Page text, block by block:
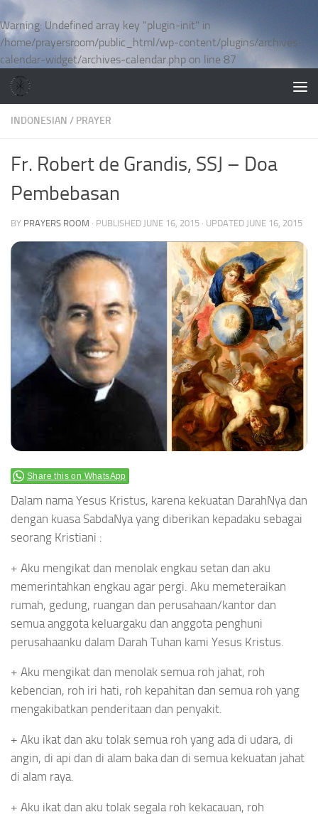
Warning: Undefined array key "plugin-init" in
/home/prayersroom/public_html/wp-content/plugins/archives-
calendar-widget/archives-calendar.php on line 87
Skip to content
INDONESIAN / PRAYER
Fr. Robert de Grandis, SSJ – Doa
Pembebasan
BY PRAYERS ROOM · PUBLISHED JUNE 16, 2015 · UPDATED JUNE 16, 2015
Share this on WhatsApp
Dalam nama Yesus Kristus, karena kekuatan DarahNya dan
dengan kuasa SabdaNya yang diberikan kepadaku sebagai
seorang Kristiani :
+ Aku mengikat dan menolak engkau setan dan aku
memerintahkan engkau agar pergi. Aku memeteraikan
rumah, gedung, ruangan dan perusahaan/kantor dan
semua anggota keluargaku dan anggota penghuni
perusahaanku dalam Darah Tuhan kami Yesus Kristus.
+ Aku mengikat dan menolak semua roh jahat, roh
kebencian, roh iri hati, roh kepahitan dan semua roh yang
mengakibatkan penderitaan dan penyakit.
+ Aku ikat dan aku tolak semua roh yang ada di udara, di
angin, di api dan di alam baka dan di semua kekuatan jahat
di alam raya.
+ Aku ikat dan aku tolak segala roh kekacauan, roh